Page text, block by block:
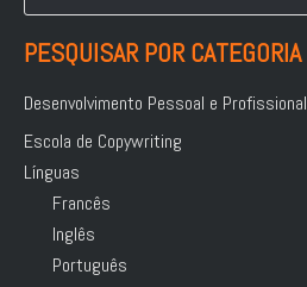
PESQUISAR POR CATEGORIA
Desenvolvimento Pessoal e Profissional
Escola de Copywriting
Línguas
Francês
Inglês
Português